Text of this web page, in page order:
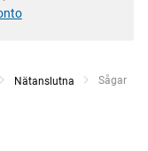
Nätanslutna Current:
Sågar